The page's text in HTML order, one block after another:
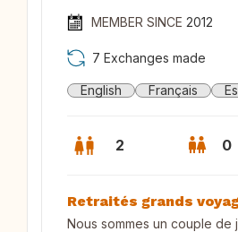
MEMBER SINCE 2012
7 Exchanges made
English Français
2 0
Retraités grands
Nous sommes un couple de